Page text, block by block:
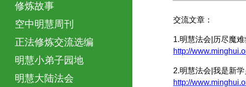
修炼故事
空中明慧周刊
正法修炼交流选编
明慧小弟子园地
明慧大陆法会
交流文章：
1.明慧法会|历尽魔
http://
2.明慧法会|我是新
http://